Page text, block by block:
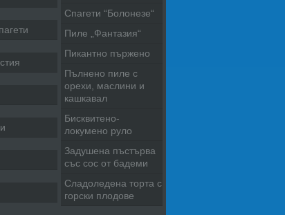
Спагети “Болонезе“
Пиле „Фантазия“
Пикантно пържено
Пълнено пиле с
орехи, маслини и
кашкавал
Бисквитено-
локумено руло
Задушена пъстърва
със сос от бадеми
Сладоледена торта с
горски плодове